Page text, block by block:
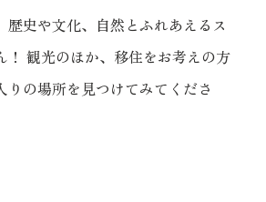
歴史や文化、自然とふれあえるス
観光のほか、移住をお考えの方
りの場所を見つけてみてくださ